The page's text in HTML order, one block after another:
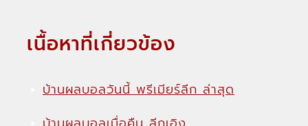
เนื้อหาที่เกี่ยวข้อง
บ้านผลบอลวันนี้ พรีเมียร์ลีก ล่าสุด